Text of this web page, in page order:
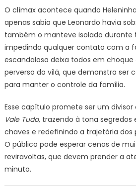
O clímax acontece quando
apenas sabia que Leonardo havia
também o manteve isolado durante
impedindo qualquer contato com a
escandalosa deixa todos em choque
perverso da vilã, que demonstra ser
para manter o controle da família.
Esse capítulo promete ser um
Vale Tudo, trazendo à tona segredos
chaves e redefinindo a trajetória dos
O público pode esperar cenas de
reviravoltas, que devem prender a
minuto.